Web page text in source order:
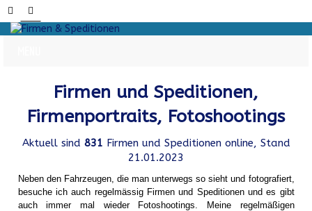
Firmen und Speditionen,
Firmenportraits, Fotoshootings
Aktuell sind 831 Firmen und Speditionen online, Stand
21.01.2023
Neben den Fahrzeugen, die man unterwegs so sieht und fotografiert,
besuche ich auch regelmässig Firmen und Speditionen und es gibt
auch immer mal wieder Fotoshootings.
Meine regelmäßigen